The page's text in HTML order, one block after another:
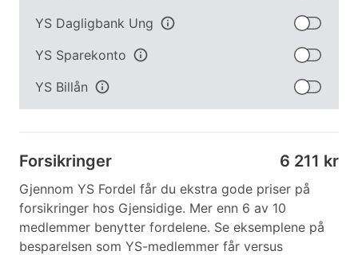
YS Dagligbank Ung info
YS Sparekonto info
YS Billån info
Forsikringer 6 211 kr
Gjennom YS Fordel får du ekstra gode priser på
forsikringer hos Gjensidige. Mer enn 6 av 10
medlemmer benytter fordelene. Se eksemplene på
besparelsen som YS-medlemmer får versus